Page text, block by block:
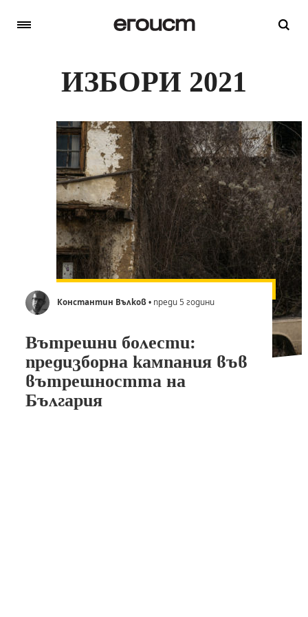
ИЗБОРИ 2021
Константин Вълков• преди 5 години
Вътрешни болести:
предизборна кампания във
вътрешността на
България